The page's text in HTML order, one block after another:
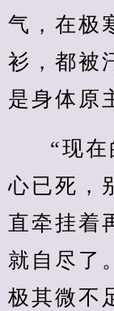
气，在极
衫，都被
是身体原
“现
心已死，
直牵挂着
就自尽了
极其微不